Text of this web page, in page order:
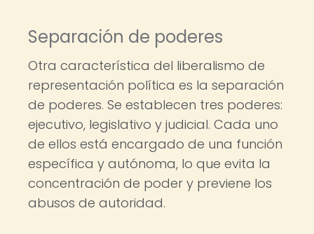
Separación de poderes
Otra característica del liberalismo de
representación política es la separación
de poderes. Se establecen tres poderes:
ejecutivo, legislativo y judicial. Cada uno
de ellos está encargado de una función
específica y autónoma, lo que evita la
concentración de poder y previene los
abusos de autoridad.